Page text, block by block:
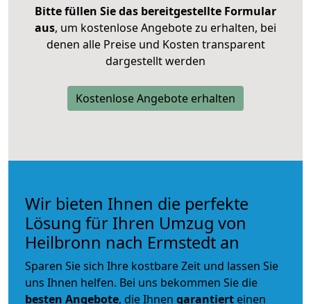
Bitte füllen Sie das bereitgestellte Formular
aus, um kostenlose Angebote zu erhalten, bei
denen alle Preise und Kosten transparent
dargestellt werden
Kostenlose Angebote erhalten
Wir bieten Ihnen die perfekte
Lösung für Ihren Umzug von
Heilbronn nach Ermstedt an
Sparen Sie sich Ihre kostbare Zeit und lassen Sie
uns Ihnen helfen. Bei uns bekommen Sie die
besten Angebote, die Ihnen garantiert einen